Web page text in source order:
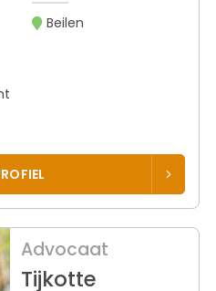
Beilen
Advocaat
Tijkotte